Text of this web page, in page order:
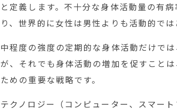
と定義します。不十分な身体活動量の有
り、世界的に女性は男性よりも活動的では
中程度の強度の定期的な身体活動だけで
が、それでも身体活動の増加を促すこと
ための重要な戦略です。
テクノロジー（コンピューター、スマー